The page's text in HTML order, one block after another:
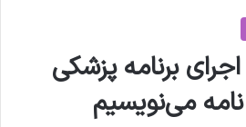
برنامه پزشکی
می‌نویسیم